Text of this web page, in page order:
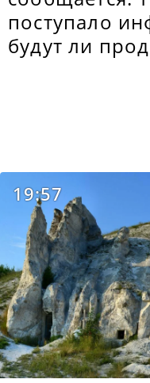
поступало
будут ли
19:57